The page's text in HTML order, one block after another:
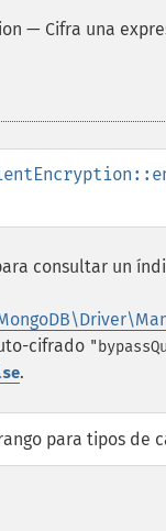
— Cifra una
consultar un
cifrado
.
para tipos de